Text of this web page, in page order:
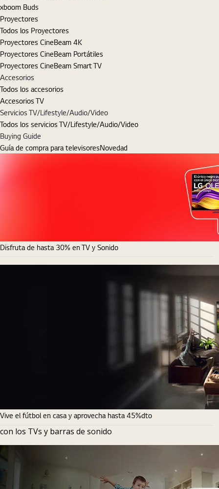
xboom Buds
Proyectores
Todos los Proyectores
Proyectores CineBeam 4K
Proyectores CineBeam Portátiles
Proyectores CineBeam Smart TV
Accesorios
Todos los accesorios
Accesorios TV
Servicios TV/Lifestyle/Audio/Video
Todos los servicios TV/Lifestyle/Audio/Video
Buying Guide
Guía de compra para televisoresNovedad
Disfruta de hasta 30% en TV y Sonido
Vive el fútbol en casa y aprovecha hasta 45%dto
con los TVs y barras de sonido